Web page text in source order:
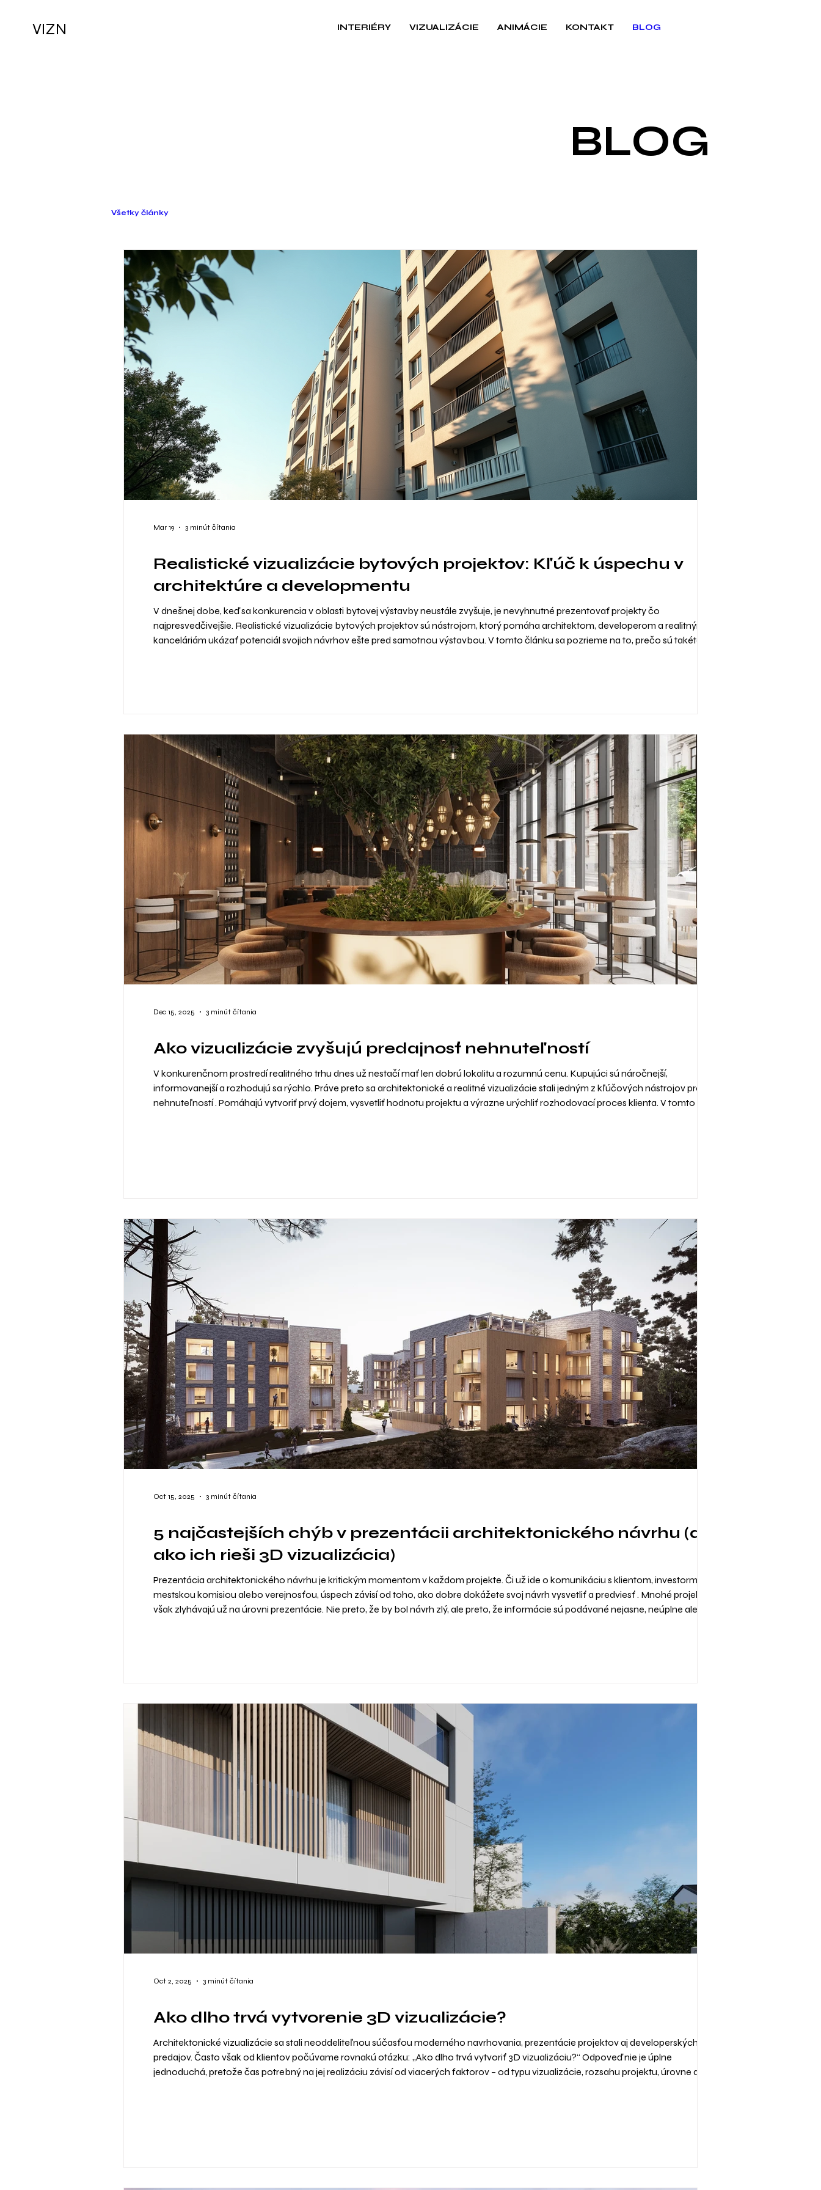
VIZN INTERIÉRY VIZUALIZÁCIE ANIMÁCIE KONTAKT BLOG
BLOG
Všetky články
Realistické vizualizácie bytových projektov: Kľúč k úspechu v
architektúre a developmentu
V dnešnej dobe, keď sa konkurencia v oblasti bytovej výstavby neustále zvyšuje, je nevyhnutné prezentovať projekty čo
najpresvedčivejšie. Realistické vizualizácie bytových projektov sú nástrojom, ktorý pomáha architektom, developerom a realitným
kanceláriám ukázať potenciál svojich návrhov ešte pred samotnou výstavbou. V tomto článku sa pozrieme na to, prečo sú takéto
Mar 19 3 minút čítania
Ako vizualizácie zvyšujú predajnosť nehnuteľností
V konkurenčnom prostredí realitného trhu dnes už nestačí mať len dobrú lokalitu a rozumnú cenu. Kupujúci sú náročnejší,
informovanejší a rozhodujú sa rýchlo. Práve preto sa architektonické a realitné vizualizácie stali jedným z kľúčových nástrojov predaja
nehnuteľností . Pomáhajú vytvoriť prvý dojem, vysvetliť hodnotu projektu a výrazne urýchliť rozhodovací proces klienta. V tomto článku
Dec 15, 2025 3 minút čítania
5 najčastejších chýb v prezentácii architektonického návrhu (a
ako ich rieši 3D vizualizácia)
Prezentácia architektonického návrhu je kritickým momentom v každom projekte. Či už ide o komunikáciu s klientom, investormi,
mestskou komisiou alebo verejnosťou, úspech závisí od toho, ako dobre dokážete svoj návrh vysvetliť a predviesť . Mnohé projekty
však zlyhávajú už na úrovni prezentácie. Nie preto, že by bol návrh zlý, ale preto, že informácie sú podávané nejasne, neúplne alebo
Oct 15, 2025 3 minút čítania
Ako dlho trvá vytvorenie 3D vizualizácie?
Architektonické vizualizácie sa stali neoddeliteľnou súčasťou moderného navrhovania, prezentácie projektov aj developerských
predajov. Často však od klientov počúvame rovnakú otázku: „Ako dlho trvá vytvoriť 3D vizualizáciu?“ Odpoveď nie je úplne
jednoduchá, pretože čas potrebný na jej realizáciu závisí od viacerých faktorov – od typu vizualizácie, rozsahu projektu, úrovne detailu,
Oct 2, 2025 3 minút čítania